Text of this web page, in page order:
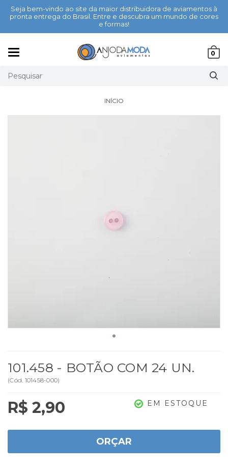
Seja bem-vindo ao site da maior distribuidora de aviamentos à
pronta entrega do Brasil. Entre e descubra um mundo de cores
e formas!
0
INÍCIO
101.458 - BOTÃO COM 24 UN.
(Cód. 101458-000)
R$ 2,90 EM ESTOQUE
ORÇAR